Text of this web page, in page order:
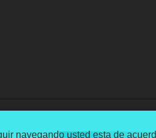
navegando usted esta de